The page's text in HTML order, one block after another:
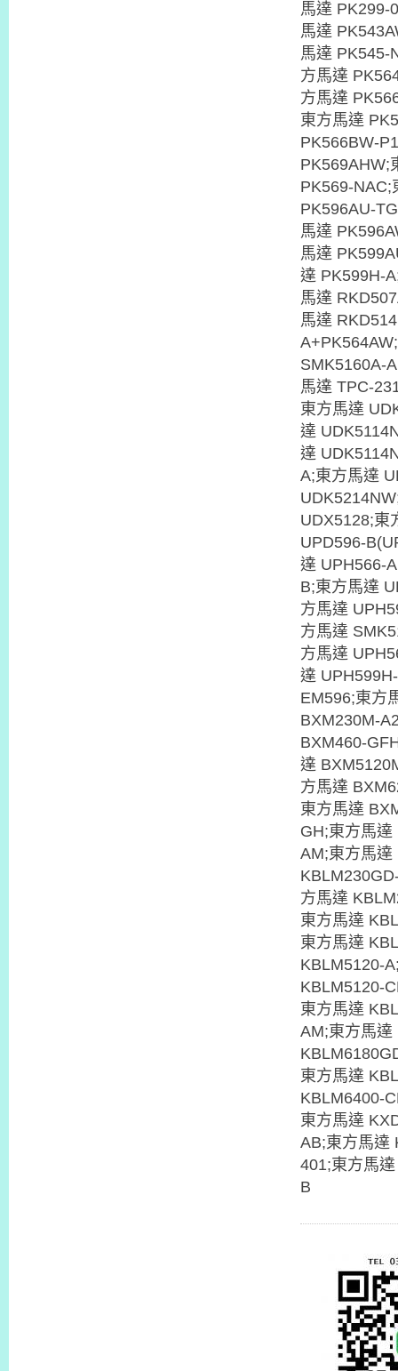
馬達 PK299-
馬達
馬達 PK545-
方馬達
方馬達
東方馬達
PK566BW-
PK569AHW;
PK569-NAC;
PK596AU-
馬達
馬達
達 PK599H-
馬達
馬達
SMK5160A-
馬達 TPC-
東方馬達
達
達
A;東方馬達
UDX5128;東
UPD596-
達 UPH566-
B;東方馬達
方馬達
方馬達
方馬達
達
EM596;東方
BXM230M-
BXM460-
達
方馬達
東方馬達
GH;東方馬
AM;東方馬達
方馬達
東方馬達
東方馬達
KBLM5120-
KBLM5120-
東方馬達
AM;東方馬達
東方馬達
KBLM6400-
東方馬達
AB;東方馬達
401;東方馬
B